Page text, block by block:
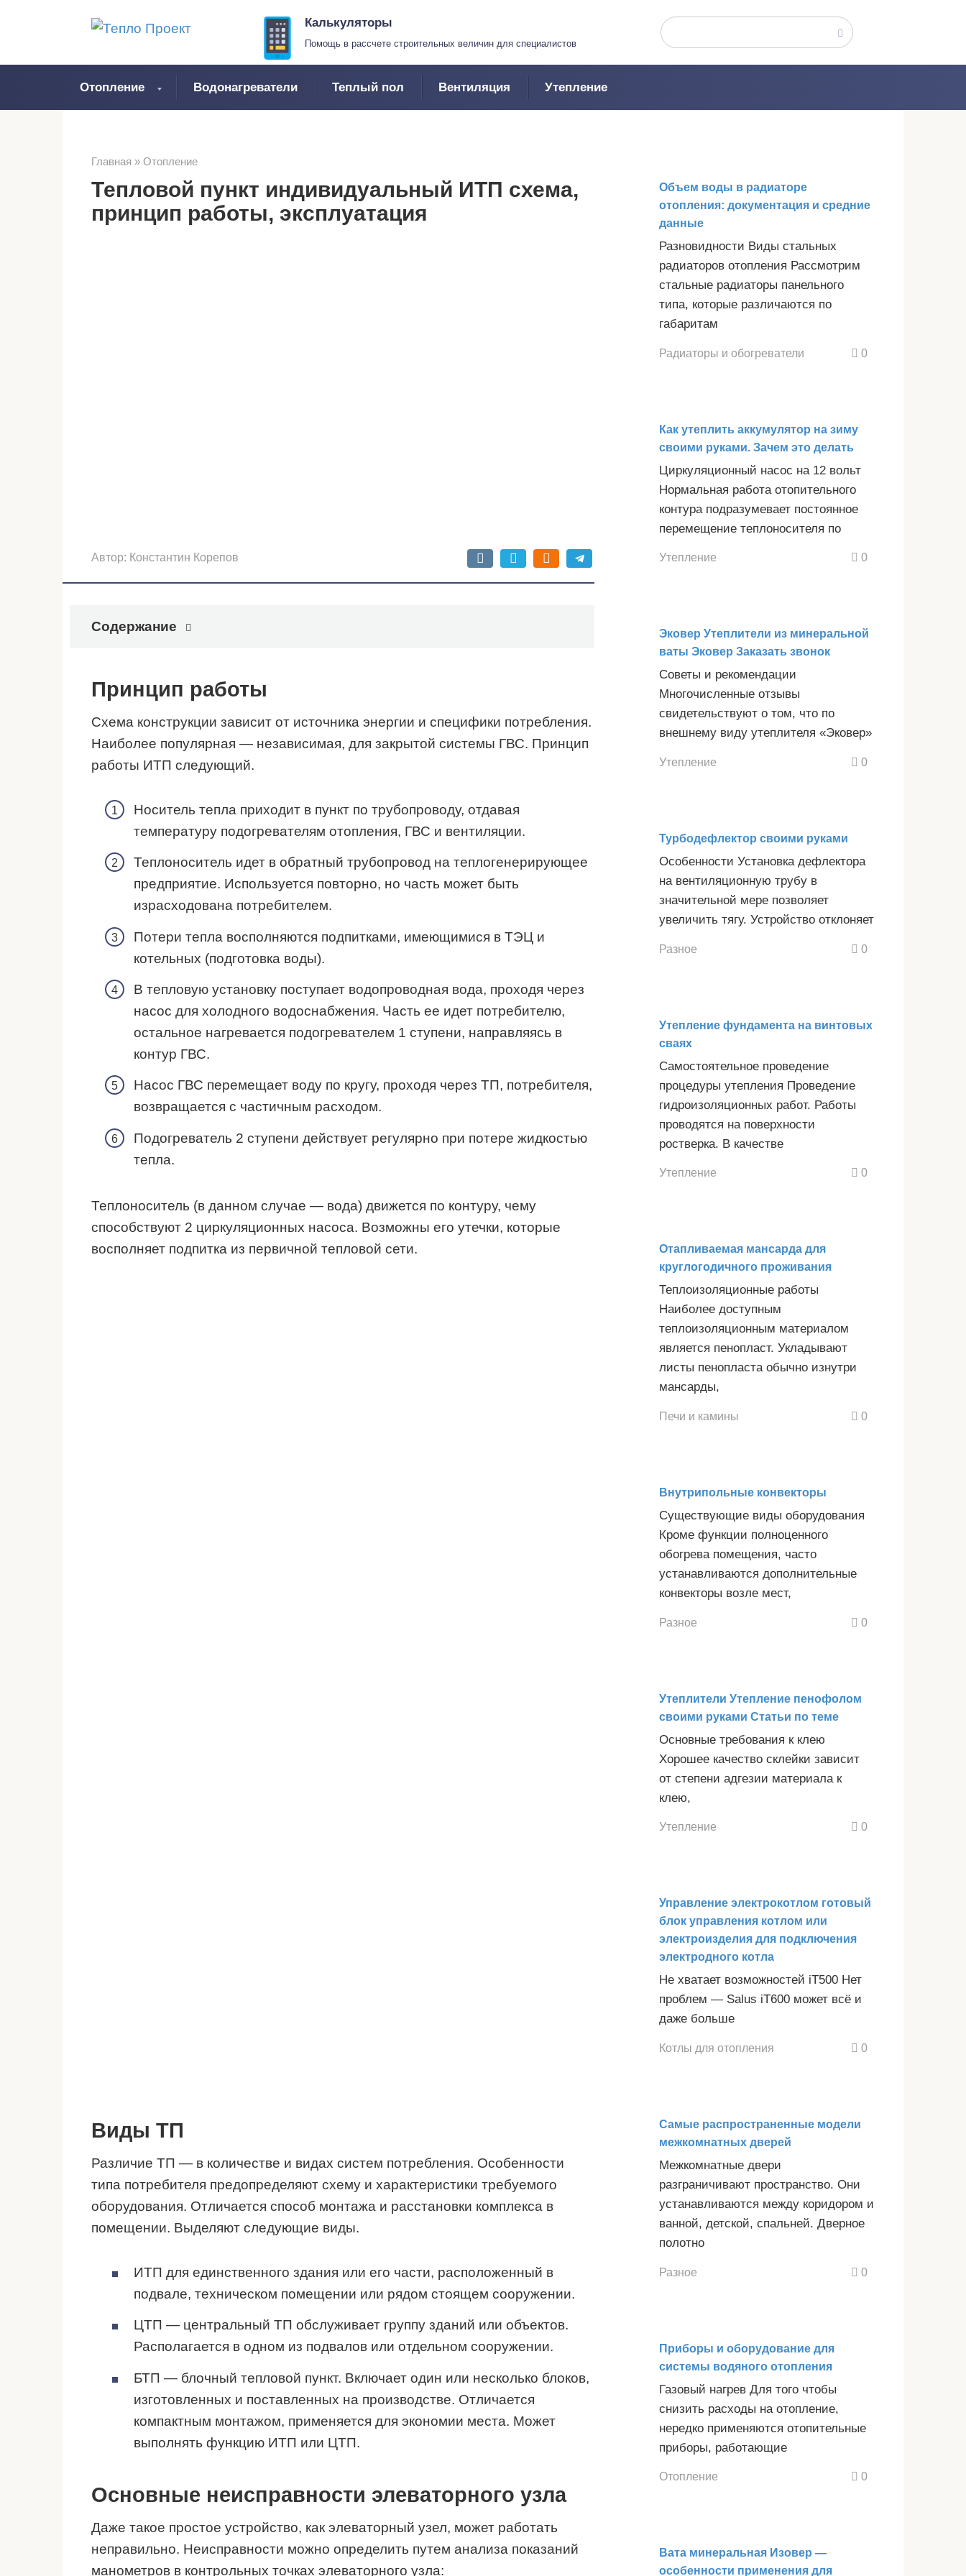
Калькуляторы
Помощь в рассчете строительных величин для специалистов
Поиск:
Отопление Водонагреватели Теплый пол Вентиляция Утепление
Главная » Отопление
Тепловой пункт индивидуальный ИТП схема,
принцип работы, эксплуатация
Автор: Константин Корепов
Содержание
Принцип работы
Схема конструкции зависит от источника энергии и специфики потребления.
Наиболее популярная — независимая, для закрытой системы ГВС. Принцип
работы ИТП следующий.
Носитель тепла приходит в пункт по трубопроводу, отдавая
температуру подогревателям отопления, ГВС и вентиляции.
Теплоноситель идет в обратный трубопровод на теплогенерирующее
предприятие. Используется повторно, но часть может быть
израсходована потребителем.
Потери тепла восполняются подпитками, имеющимися в ТЭЦ и
котельных (подготовка воды).
В тепловую установку поступает водопроводная вода, проходя через
насос для холодного водоснабжения. Часть ее идет потребителю,
остальное нагревается подогревателем 1 ступени, направляясь в
контур ГВС.
Насос ГВС перемещает воду по кругу, проходя через ТП, потребителя,
возвращается с частичным расходом.
Подогреватель 2 ступени действует регулярно при потере жидкостью
тепла.
Теплоноситель (в данном случае — вода) движется по контуру, чему
способствуют 2 циркуляционных насоса. Возможны его утечки, которые
восполняет подпитка из первичной тепловой сети.
Виды ТП
Различие ТП — в количестве и видах систем потребления. Особенности
типа потребителя предопределяют схему и характеристики требуемого
оборудования. Отличается способ монтажа и расстановки комплекса в
помещении. Выделяют следующие виды.
ИТП для единственного здания или его части, расположенный в
подвале, техническом помещении или рядом стоящем сооружении.
ЦТП — центральный ТП обслуживает группу зданий или объектов.
Располагается в одном из подвалов или отдельном сооружении.
БТП — блочный тепловой пункт. Включает один или несколько блоков,
изготовленных и поставленных на производстве. Отличается
компактным монтажом, применяется для экономии места. Может
выполнять функцию ИТП или ЦТП.
Основные неисправности элеваторного узла
Даже такое простое устройство, как элеваторный узел, может работать
неправильно. Неисправности можно определить путем анализа показаний
манометров в контрольных точках элеваторного узла:
Объем воды в радиаторе
отопления: документация и средние
данные
Разновидности Виды стальных
радиаторов отопления Рассмотрим
стальные радиаторы панельного
типа, которые различаются по
габаритам
Радиаторы и обогреватели 0
Как утеплить аккумулятор на зиму
своими руками. Зачем это делать
Циркуляционный насос на 12 вольт
Нормальная работа отопительного
контура подразумевает постоянное
перемещение теплоносителя по
Утепление 0
Эковер Утеплители из минеральной
ваты Эковер Заказать звонок
Советы и рекомендации
Многочисленные отзывы
свидетельствуют о том, что по
внешнему виду утеплителя «Эковер»
Утепление 0
Турбодефлектор своими руками
Особенности Установка дефлектора
на вентиляционную трубу в
значительной мере позволяет
увеличить тягу. Устройство отклоняет
Разное 0
Утепление фундамента на винтовых
сваях
Самостоятельное проведение
процедуры утепления Проведение
гидроизоляционных работ. Работы
проводятся на поверхности
ростверка. В качестве
Утепление 0
Отапливаемая мансарда для
круглогодичного проживания
Теплоизоляционные работы
Наиболее доступным
теплоизоляционным материалом
является пенопласт. Укладывают
листы пенопласта обычно изнутри
мансарды,
Печи и камины 0
Внутрипольные конвекторы
Существующие виды оборудования
Кроме функции полноценного
обогрева помещения, часто
устанавливаются дополнительные
конвекторы возле мест,
Разное 0
Утеплители Утепление пенофолом
своими руками Статьи по теме
Основные требования к клею
Хорошее качество склейки зависит
от степени адгезии материала к
клею,
Утепление 0
Управление электрокотлом готовый
блок управления котлом или
электроизделия для подключения
электродного котла
Не хватает возможностей iT500 Нет
проблем — Salus iT600 может всё и
даже больше
Котлы для отопления 0
Самые распространенные модели
межкомнатных дверей
Межкомнатные двери
разграничивают пространство. Они
устанавливаются между коридором и
ванной, детской, спальней. Дверное
полотно
Разное 0
Приборы и оборудование для
системы водяного отопления
Газовый нагрев Для того чтобы
снизить расходы на отопление,
нередко применяются отопительные
приборы, работающие
Отопление 0
Вата минеральная Изовер —
особенности применения для